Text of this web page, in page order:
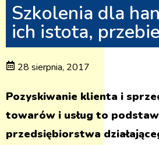
Szkolenia dla
ich istota,
28 sierpnia, 2017
Pozyskiwanie klienta i
towarów i usług to
przedsiębiorstwa